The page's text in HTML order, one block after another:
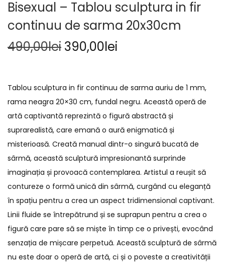
Bisexual – Tablou sculptura in fir
continuu de sarma 20x30cm
490,00lei 390,00lei
Tablou sculptura in fir continuu de sarma auriu de 1 mm,
rama neagra 20×30 cm, fundal negru. Această operă de
artă captivantă reprezintă o figură abstractă și
suprarealistă, care emană o aură enigmatică și
misterioasă. Creată manual dintr-o singură bucată de
sârmă, această sculptură impresionantă surprinde
imaginația și provoacă contemplarea. Artistul a reușit să
contureze o formă unică din sârmă, curgând cu eleganță
în spațiu pentru a crea un aspect tridimensional captivant.
Linii fluide se întrepătrund și se suprapun pentru a crea o
figură care pare să se miște în timp ce o privești, evocând
senzația de mișcare perpetuă. Această sculptură de sârmă
nu este doar o operă de artă, ci și o poveste a creativității